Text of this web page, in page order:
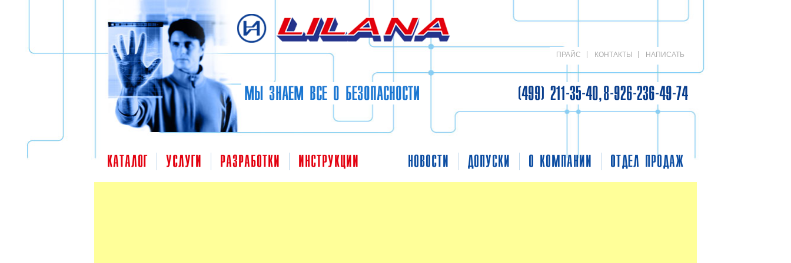
ПРАЙС КОНТАКТЫ НАПИСАТЬ
МЫ ЗНАЕМ ВСЕ О БЕЗОПАСНОСТИ (499) 211-35-40, 8-926-236-49-74
КАТАЛОГ УСЛУГИ РАЗРАБОТКИ ИНСТРУКЦИИ НОВОСТИ ДОПУСКИ О КОМПАНИИ ОТДЕЛ ПРОДАЖ